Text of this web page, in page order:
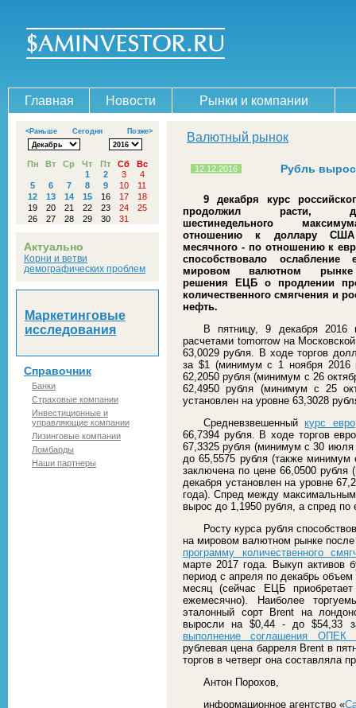
Главная Новости Рынки и компании
<Раньше Сегодня Позже>
Пн Вт Ср Чт Пт Сб
Вс
1
2 3
4
5
6 7 8 9 10
11
12
13 14 15 16 17
18
19
20 21 22 23 24
25
26
27 28 29 30 31
Актуально
Корни и ветви
демографических проблем
Маркетинговые
исследования
Справочник
Банки
Страховые компании
Инвестиционные и
управляющие компании
Лизинговые компании
Ломбарды
Наши партнеры
Валютный рынок
12.12.2016 Рубль
9 декабря курс
продолжил расти,
шестинедельного
отношению к доллару
месячного - по отношению к
способствовало ослабление
мировом валютном
решения ЕЦБ о продлении
количественного смягчения и
нефть.
В пятницу, 9 декабря 2016
расчетами tomorrow на
63,0029 рубля. В ходе торгов
за $1 (минимум с 1 ноября 2016
62,2050 рубля (минимум с 26
62,4950 рубля (минимум с 25
установлен на уровне 63,3028
Средневзвешенныйкурс евро
66,7394 рубля. В ходе торгов
67,3325 рубля (минимум с 30 июля
до 65,5575 рубля (также
заключена по цене 66,0500
декабря установлен на уровне
года). Спред между
вырос до 1,1950 рубля, а спред по
Росту курса рубля
на мировом валютном рынке
программу количественного
марте 2017 года. Выкуп активов
период с апреля по декабрь
месяц (сейчас ЕЦБ
ежемесячно). Наиболее
эталонный сорт Brent на
выросли на $0,44 - до $54,33
выполнение соглашения ОПЕК
рублевая цена барреля Brent в
торгов в четверг она составляла
Антон Порохов,
информационное агентство «